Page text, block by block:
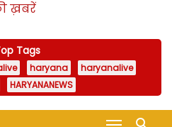
ख़बरें
Tags
haryana
haryanalive
HARYANANEWS